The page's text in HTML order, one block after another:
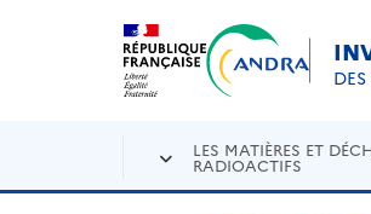
Aller au contenu principal
LES MATIÈRES ET
RADIOACTIFS